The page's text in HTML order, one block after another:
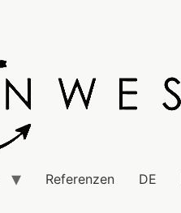
Referenzen DE